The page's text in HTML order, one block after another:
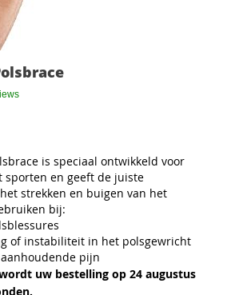
is speciaal ontwikkeld voor
en geeft de juiste
strekken en buigen van het
bij:
of instabiliteit in het polsgewricht
pijn
uw bestelling op 24 augustus